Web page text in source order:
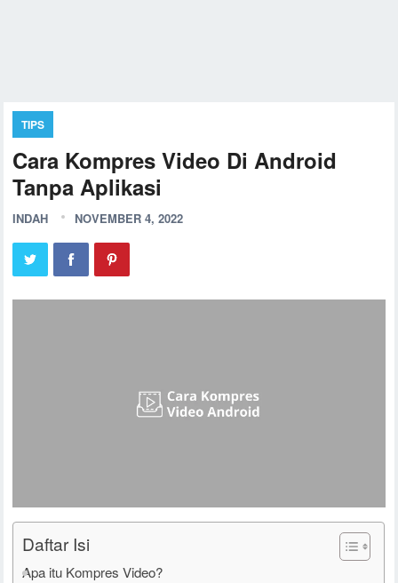
TIPS
Cara Kompres Video Di Android
Tanpa Aplikasi
INDAH NOVEMBER 4, 2022
Daftar Isi
Apa itu Kompres Video?